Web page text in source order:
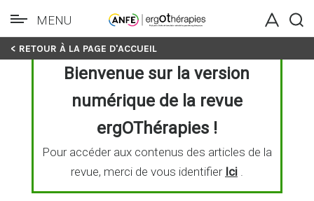
Skip
MENU
< RETOUR À LA PAGE D'ACCUEIL
Bienvenue sur la version
numérique de la revue
ergOThérapies !
Pour accéder aux contenus des articles de la
revue, merci de vous identifier Ici.